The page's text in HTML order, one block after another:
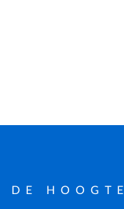
DE HOOGTE